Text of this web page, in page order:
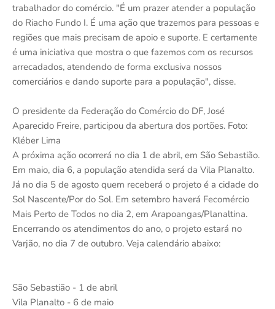
trabalhador do comércio. "É um prazer atender a população
do Riacho Fundo I. É uma ação que trazemos para pessoas e
regiões que mais precisam de apoio e suporte. E certamente
é uma iniciativa que mostra o que fazemos com os recursos
arrecadados, atendendo de forma exclusiva nossos
comerciários e dando suporte para a população", disse.
O presidente da Federação do Comércio do DF, José
Aparecido Freire, participou da abertura dos portões. Foto:
Kléber Lima
A próxima ação ocorrerá no dia 1 de abril, em São Sebastião.
Em maio, dia 6, a população atendida será da Vila Planalto.
Já no dia 5 de agosto quem receberá o projeto é a cidade do
Sol Nascente/Por do Sol. Em setembro haverá Fecomércio
Mais Perto de Todos no dia 2, em Arapoangas/Planaltina.
Encerrando os atendimentos do ano, o projeto estará no
Varjão, no dia 7 de outubro. Veja calendário abaixo:
São Sebastião - 1 de abril
Vila Planalto - 6 de maio